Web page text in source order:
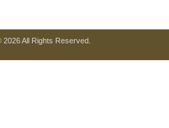
2026 All Rights Reserved.